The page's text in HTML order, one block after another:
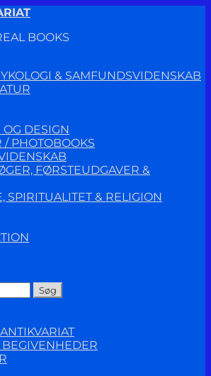
BOOKS
& SAMFUNDSVIDENSKAB
OG DESIGN
/ PHOTOBOOKS
FØRSTEUDGAVER &
SPIRITUALITET & RELIGION
Søg